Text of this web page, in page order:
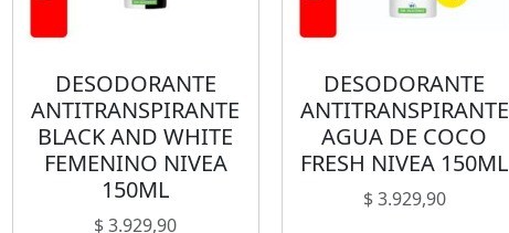
DESODORANTE
ANTITRANSPIRANTE
BLACK AND WHITE
FEMENINO NIVEA
150ML
$3.929,90
DESODORANTE
ANTITRANSPIRANTE
AGUA DE COCO
FRESH NIVEA 150ML
$3.929,90